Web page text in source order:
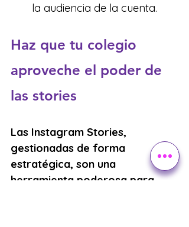
la audiencia de la cuenta.
Haz que tu colegio
aproveche el poder de
las stories
Las Instagram Stories,
gestionadas de forma
estratégica, son una
herramienta poderosa para